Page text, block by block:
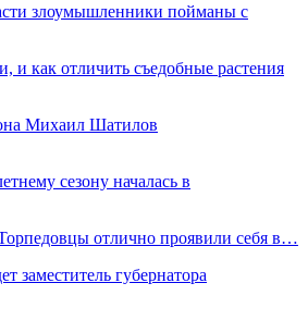
злоумышленники пойманы с
и как отличить съедобные растения
Михаил Шатилов
сезону началась в
отлично проявили себя в…
заместитель губернатора